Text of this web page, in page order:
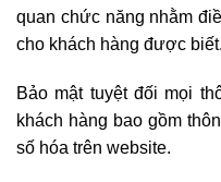
quan chức năng nhằm
cho khách hàng được biết.
Bảo mật tuyệt đối mọi
khách hàng bao gồm
số hóa trên website.